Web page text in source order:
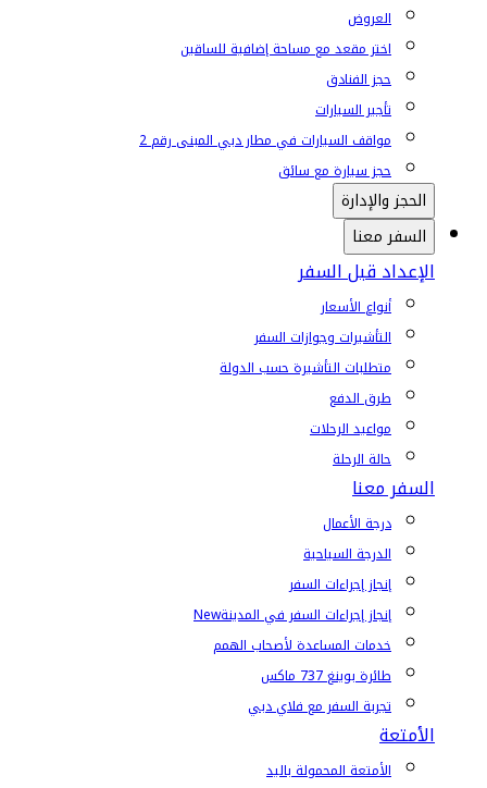
العروض
اختر مقعد مع مساحة إضافية للساقين
حجز الفنادق
تأجير السيارات
مواقف السيارات في مطار دبي المبنى رقم 2
حجز سيارة مع سائق
الحجز والإدارة
السفر معنا
الإعداد قبل السفر
أنواع الأسعار
التأشيرات وجوازات السفر
متطلبات التأشيرة حسب الدولة
طرق الدفع
مواعيد الرحلات
حالة الرحلة
السفر معنا
درجة الأعمال
الدرجة السياحية
إنجاز إجراءات السفر
إنجاز إجراءات السفر في المدينةNew
خدمات المساعدة لأصحاب الهمم
طائرة بوينغ 737 ماكس
تجربة السفر مع فلاي دبي
الأمتعة
الأمتعة المحمولة باليد